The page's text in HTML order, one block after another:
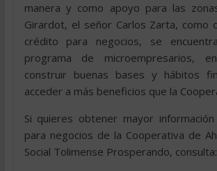
manera y como apoyo para las
Girardot, el señor Carlos Zarta, como
crédito para negocios, se
programa de microempresarios,
construir buenas bases y hábitos
acceder a más beneficios que la
Si quieres obtener mayor
para negocios de la Cooperativa de
Social Tolimense Prosperando, consulta: